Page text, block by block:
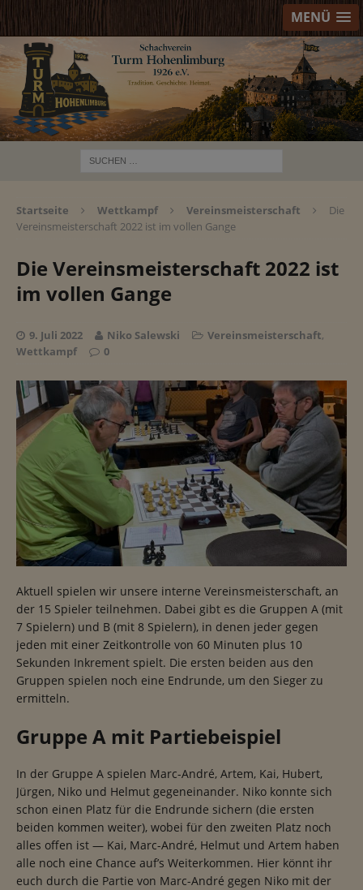
MENÜ
Startseite Wettkampf Vereinsmeisterschaft
Die
Vereinsmeisterschaft 2022 ist im vollen Gange
Die Vereinsmeisterschaft 2022 ist
im vollen Gange
9. Juli 2022 Niko Salewski Vereinsmeisterschaft,
Wettkampf
0
Aktuell spielen wir unsere interne Vereinsmeisterschaft, an
der 15 Spieler teilnehmen. Dabei gibt es die Gruppen A (mit
7 Spielern) und B (mit 8 Spielern), in denen jeder gegen
jeden mit einer Zeitkontrolle von 60 Minuten plus 10
Sekunden Inkrement spielt. Die ersten beiden aus den
Gruppen spielen noch eine Endrunde, um den Sieger zu
ermitteln.
Gruppe A mit Partiebeispiel
In der Gruppe A spielen Marc-André, Artem, Kai, Hubert,
Jürgen, Niko und Helmut gegeneinander. Niko konnte sich
schon einen Platz für die Endrunde sichern (die ersten
beiden kommen weiter), wobei für den zweiten Platz noch
alles offen ist — Kai, Marc-André, Helmut und Artem haben
alle noch eine Chance auf’s Weiterkommen. Hier könnt ihr
euch durch die Partie von Marc-André gegen Niko mit der